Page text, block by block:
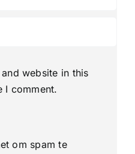
website in this
I comment.
om spam te